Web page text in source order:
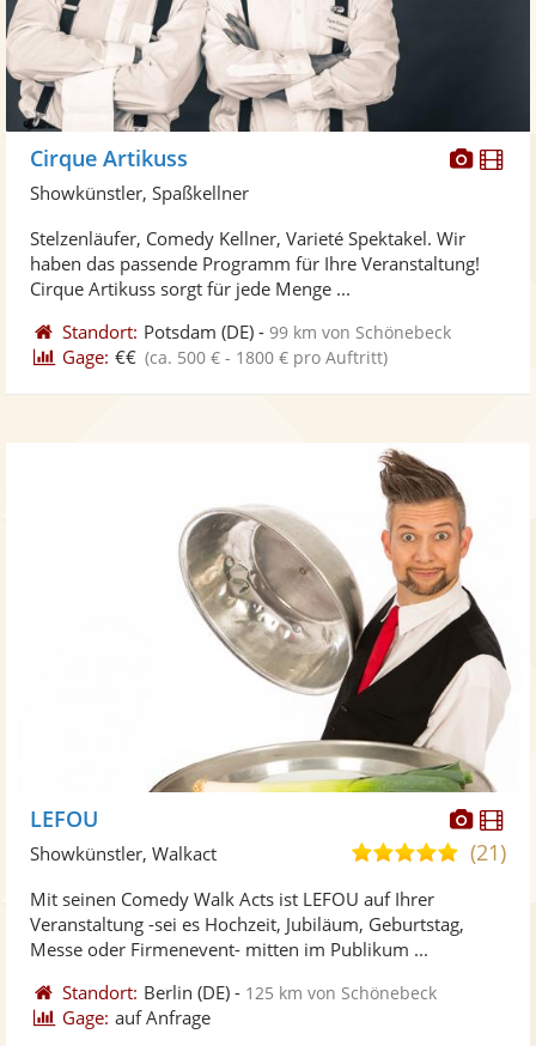
Cirque Artikuss
Showkünstler, Spaßkellner
Stelzenläufer, Comedy Kellner, Varieté Spektakel. Wir
haben das passende Programm für Ihre Veranstaltung!
Cirque Artikuss sorgt für jede Menge ...
Standort: Potsdam (DE) -99 km von Schönebeck
Gage: €€ (ca. 500 € - 1800 € pro Auftritt)
LEFOU
5,0
Sternen
(21)
Showkünstler, Walkact
Mit seinen Comedy Walk Acts ist LEFOU auf Ihrer
Veranstaltung -sei es Hochzeit, Jubiläum, Geburtstag,
Messe oder Firmenevent- mitten im Publikum ...
Standort: Berlin (DE) - 125 km von Schönebeck
Gage: auf Anfrage